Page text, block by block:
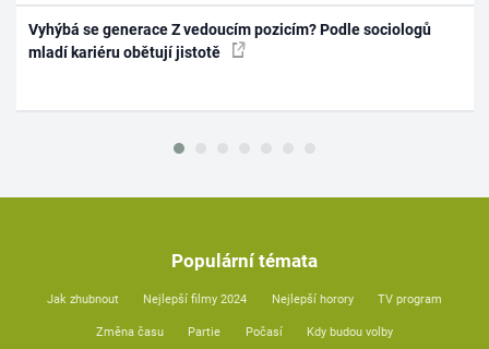
Vyhýbá se generace Z vedoucím pozicím? Podle sociologů
mladí kariéru obětují jistotě
Populární témata
Jak zhubnout Nejlepší filmy 2024 Nejlepší horory TV program
Změna času Partie Počasí Kdy budou volby